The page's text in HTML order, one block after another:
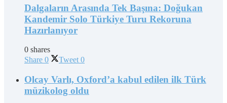
Dalgaların Arasında Tek Başına: Doğukan
Kandemir Solo Türkiye Turu Rekoruna
Hazırlanıyor
0 shares
Share 0 Tweet 0
Olcay Varlı, Oxford’a kabul edilen ilk Türk
müzikolog oldu